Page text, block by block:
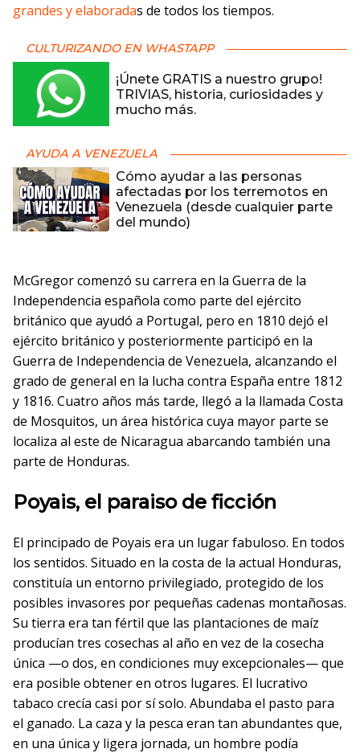
grandes y elaboradas de todos los tiempos.
CULTURIZANDO EN WHASTAPP
¡Únete GRATIS a nuestro grupo!
TRIVIAS, historia, curiosidades y
mucho más.
AYUDA A VENEZUELA
Cómo ayudar a las personas
afectadas por los terremotos en
Venezuela (desde cualquier parte
del mundo)
McGregor comenzó su carrera en la Guerra de la
Independencia española como parte del ejército
británico que ayudó a Portugal, pero en 1810 dejó el
ejército británico y posteriormente participó en la
Guerra de Independencia de Venezuela, alcanzando el
grado de general en la lucha contra España entre 1812
y 1816. Cuatro años más tarde, llegó a la llamada Costa
de Mosquitos, un área histórica cuya mayor parte se
localiza al este de Nicaragua abarcando también una
parte de Honduras.
Poyais, el paraiso de ficción
El principado de Poyais era un lugar fabuloso. En todos
los sentidos. Situado en la costa de la actual Honduras,
constituía un entorno privilegiado, protegido de los
posibles invasores por pequeñas cadenas montañosas.
Su tierra era tan fértil que las plantaciones de maíz
producían tres cosechas al año en vez de la cosecha
única —o dos, en condiciones muy excepcionales— que
era posible obtener en otros lugares. El lucrativo
tabaco crecía casi por sí solo. Abundaba el pasto para
el ganado. La caza y la pesca eran tan abundantes que,
en una única y ligera jornada, un hombre podía